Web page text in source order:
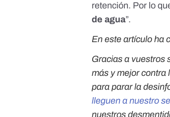
retención. Por lo
de agua”.
En este artículo ha
Gracias a vuestros
más y mejor contra
para parar la
lleguen a nuestro
nuestros